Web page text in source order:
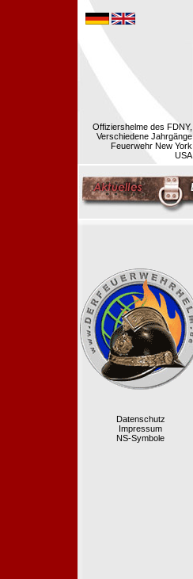
Offiziershelme des FDNY,
Verschiedene Jahrgänge
Feuerwehr New York
USA
Datenschutz
Impressum
NS-Symbole